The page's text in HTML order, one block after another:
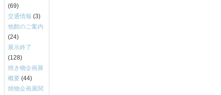
(69)
交通情報 (3)
他館のご案内
(24)
展示終了
(128)
焼き物企画展
概要 (44)
焼物企画展関